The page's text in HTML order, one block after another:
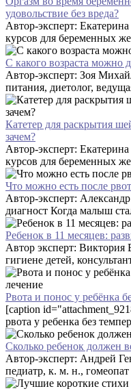
удовольствие без вреда?
Автор-эксперт:
курсов для беременных
С какого возраста можно
Автор-эксперт: Зоя
питания, диетолог,
Катетер для раскрытия
зачем?
Автор-эксперт:
курсов для беременных
Что можно есть после
Автор-эксперт:
диагност Когда малыш
Ребенок в 11 месяцев:
Автор эксперт: Виктория
гигиене детей,
Рвота и понос у ребёнка
[caption
рвота у ребенка без
Сколько ребенок должен
Автор-эксперт: Андрей
педиатр, к. м. н.,